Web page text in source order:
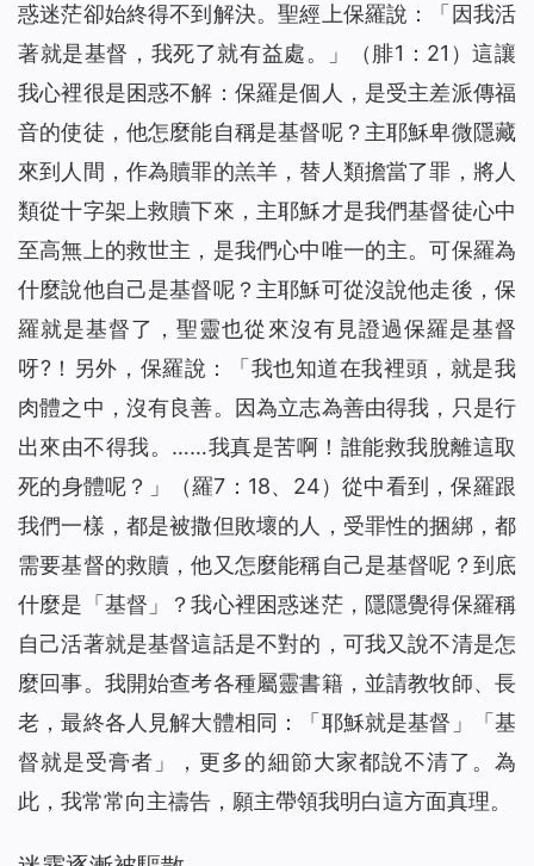
惑迷茫卻始終得不到解決。聖經上保羅說：「因我活
著就是基督，我死了就有益處。」（腓1：21）這讓
我心裡很是困惑不解：保羅是個人，是受主差派傳福
音的使徒，他怎麼能自稱是基督呢？主耶穌卑微隱藏
來到人間，作為贖罪的羔羊，替人類擔當了罪，將人
類從十字架上救贖下來，主耶穌才是我們基督徒心中
至高無上的救世主，是我們心中唯一的主。可保羅為
什麼說他自己是基督呢？主耶穌可從沒說他走後，保
羅就是基督了，聖靈也從來沒有見證過保羅是基督
呀?！另外，保羅說：「我也知道在我裡頭，就是我
肉體之中，沒有良善。因為立志為善由得我，只是行
出來由不得我。……我真是苦啊！誰能救我脫離這取
死的身體呢？」（羅7：18、24）從中看到，保羅跟
我們一樣，都是被撒但敗壞的人，受罪性的捆綁，都
需要基督的救贖，他又怎麼能稱自己是基督呢？到底
什麼是「基督」？我心裡困惑迷茫，隱隱覺得保羅稱
自己活著就是基督這話是不對的，可我又說不清是怎
麼回事。我開始查考各種屬靈書籍，並請教牧師、長
老，最終各人見解大體相同：「耶穌就是基督」「基
督就是受膏者」，更多的細節大家都說不清了。為
此，我常常向主禱告，願主帶領我明白這方面真理。